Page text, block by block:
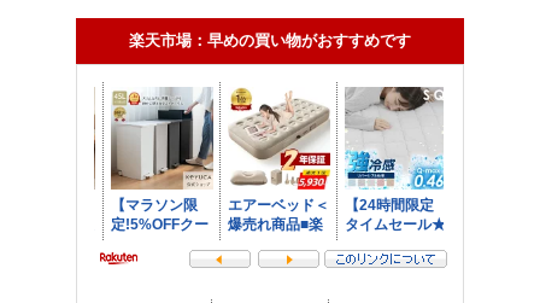
楽天市場：早めの買い物がおすすめです